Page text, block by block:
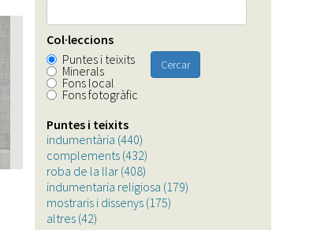
Col·leccions
Puntes i teixits
Minerals
Fons local
Fons fotogràfic
Cercar
Puntes i teixits
indumentària (440)
indumentària
filter
complements (432)
filter
roba de la llar (408)
roba
de
indumentaria religiosa (179)
mostraris i dissenys (175)
altres (42)